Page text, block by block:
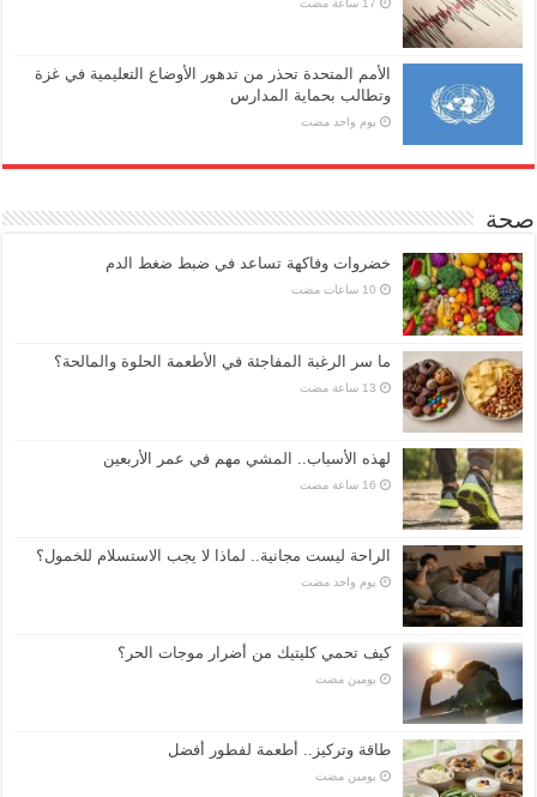
الأمم المتحدة تحذر من تدهور الأوضاع التعليمية في غزة
وتطالب بحماية المدارس
‏يوم واحد مضت
صحة
خضروات وفاكهة تساعد في ضبط ضغط الدم
ما سر الرغبة المفاجئة في الأطعمة الحلوة والمالحة؟
لهذه الأسباب.. المشي مهم في عمر الأربعين
الراحة ليست مجانية.. لماذا لا يجب الاستسلام للخمول؟
‏يوم واحد مضت
كيف تحمي كليتيك من أضرار موجات الحر؟
‏يومين مضت
طاقة وتركيز.. أطعمة لفطور أفضل
‏يومين مضت